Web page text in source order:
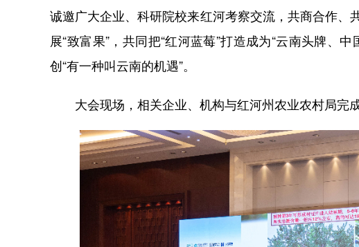
诚邀广大企业、科研院校来红河考察交流，共商合作、
展“致富果”，共同把“红河蓝莓”打造成为“云南头牌、
创“有一种叫云南的机遇”。
大会现场，相关企业、机构与红河州农业农村局完